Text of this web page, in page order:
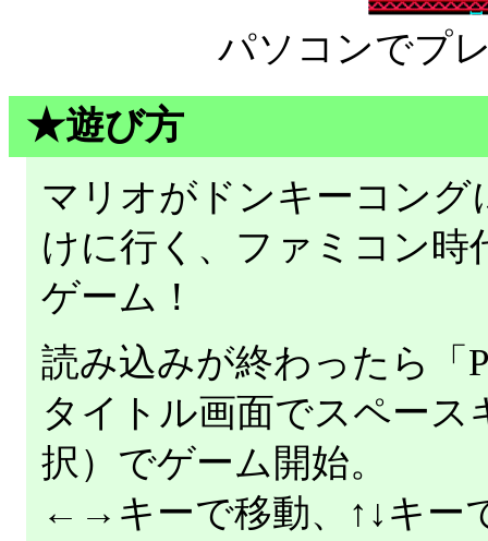
パソコンでプ
★遊び方
マリオがドンキーコング
けに行く、ファミコン時
ゲーム！
読み込みが終わったら「
タイトル画面でスペース
択）でゲーム開始。
←→キーで移動、↑↓キー